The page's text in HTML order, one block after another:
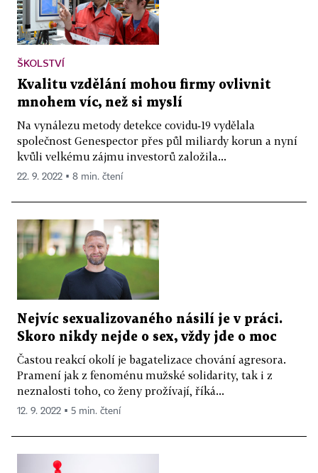
ŠKOLSTVÍ
Kvalitu vzdělání mohou firmy ovlivnit
mnohem víc, než si myslí
Na vynálezu metody detekce covidu‑19 vydělala
společnost Genespector přes půl miliardy korun a nyní
kvůli velkému zájmu investorů založila...
22. 9. 2022 ▪ 8 min. čtení
Nejvíc sexualizovaného násilí je v práci.
Skoro nikdy nejde o sex, vždy jde o moc
Častou reakcí okolí je bagatelizace chování agresora.
Pramení jak z fenoménu mužské solidarity, tak i z
neznalosti toho, co ženy prožívají, říká...
12. 9. 2022 ▪ 5 min. čtení